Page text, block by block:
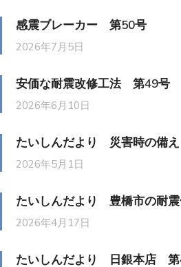
感震ブレーカー 第50号
2026年7月5日
安価な耐震改修工法 第49号
2026年6月10日
たいしんだより 災害時の備
2026年5月1日
たいしんだより 豊橋市の耐
2026年4月17日
たいしんだより 日銀本店 第